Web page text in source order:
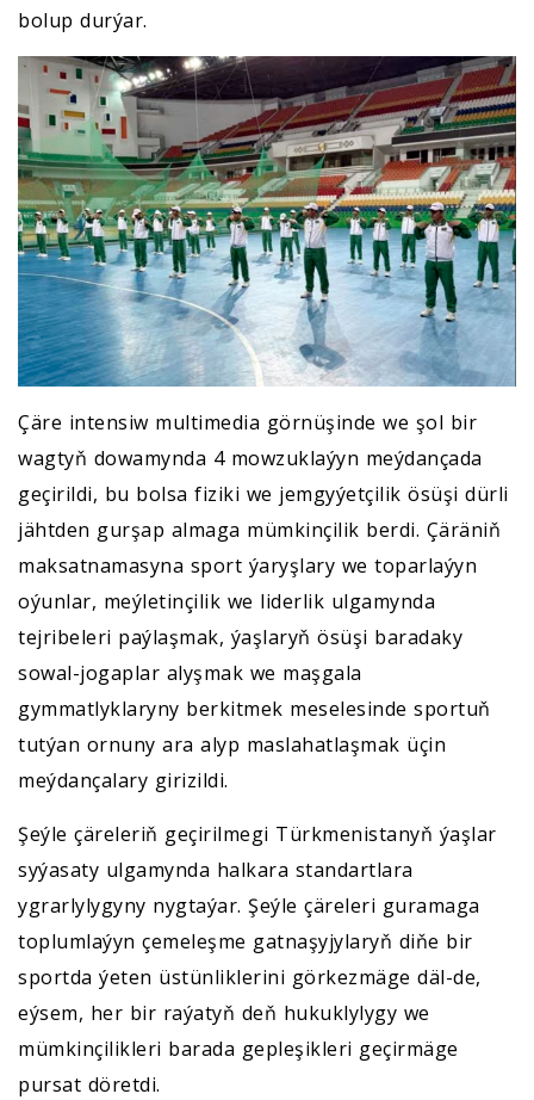
bolup durýar.
Çäre intensiw multimedia görnüşinde we şol bir
wagtyň dowamynda 4 mowzuklaýyn meýdançada
geçirildi, bu bolsa fiziki we jemgyýetçilik ösüşi dürli
jähtden gurşap almaga mümkinçilik berdi. Çäräniň
maksatnamasyna sport ýaryşlary we toparlaýyn
oýunlar, meýletinçilik we liderlik ulgamynda
tejribeleri paýlaşmak, ýaşlaryň ösüşi baradaky
sowal-jogaplar alyşmak we maşgala
gymmatlyklaryny berkitmek meselesinde sportuň
tutýan ornuny ara alyp maslahatlaşmak üçin
meýdançalary girizildi.
Şeýle çäreleriň geçirilmegi Türkmenistanyň ýaşlar
syýasaty ulgamynda halkara standartlara
ygrarlylygyny nygtaýar. Şeýle çäreleri guramaga
toplumlaýyn çemeleşme gatnaşyjylaryň diňe bir
sportda ýeten üstünliklerini görkezmäge däl-de,
eýsem, her bir raýatyň deň hukuklylygy we
mümkinçilikleri barada gepleşikleri geçirmäge
pursat döretdi.